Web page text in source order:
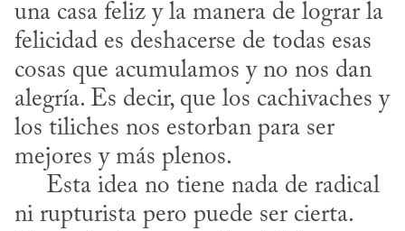
una casa feliz y la manera de lograr la
felicidad es deshacerse de todas esas
cosas que acumulamos y no nos dan
alegría. Es decir, que los cachivaches y
los tiliches nos estorban para ser
mejores y más plenos.
ni rupturista pero puede ser cierta.